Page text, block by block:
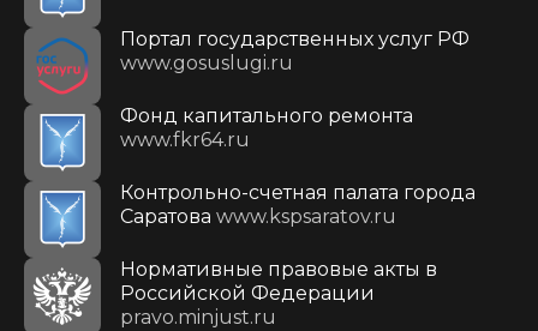
Портал государственных услуг РФ
www.gosuslugi.ru
Фонд капитального ремонта
www.fkr64.ru
Контрольно-счетная палата города
Саратова www.kspsaratov.ru
Нормативные правовые акты в
Российской Федерации
pravo.minjust.ru